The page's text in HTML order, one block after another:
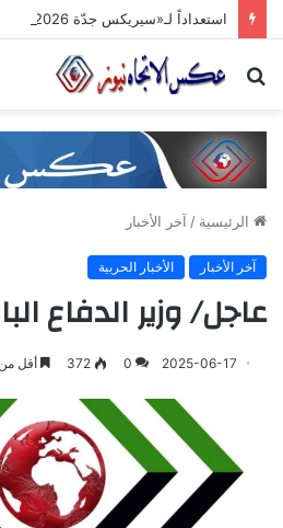
بحث
الرئيسية / آخر الأخبار
آخر الأخبار الأخبار الحربية
عاجل/ وزير الدفاع
2025-06-17
0
372 أقل